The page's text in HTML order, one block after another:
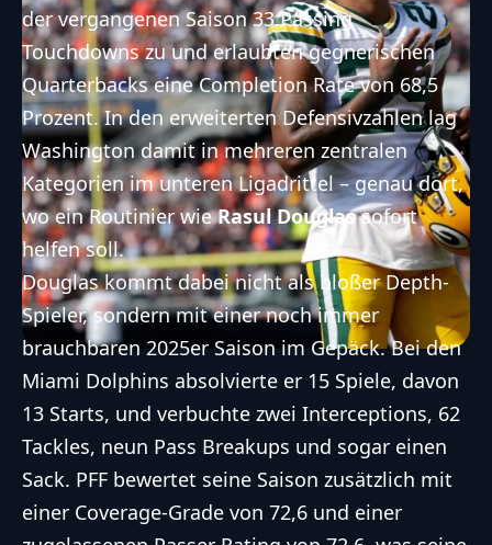
der vergangenen Saison 33 Passing
Touchdowns zu und erlaubten gegnerischen
Quarterbacks eine Completion Rate von 68,5
Prozent. In den erweiterten Defensivzahlen lag
Washington damit in mehreren zentralen
Kategorien im unteren Ligadrittel – genau dort,
wo ein Routinier wieRasul Douglassofort
helfen soll.
Douglas kommt dabei nicht als bloßer Depth-
Spieler, sondern mit einer noch immer
brauchbaren 2025er Saison im Gepäck. Bei den
Miami Dolphins absolvierte er 15 Spiele, davon
13 Starts, und verbuchte zwei Interceptions, 62
Tackles, neun Pass Breakups und sogar einen
Sack. PFF bewertet seine Saison zusätzlich mit
einer Coverage-Grade von 72,6 und einer